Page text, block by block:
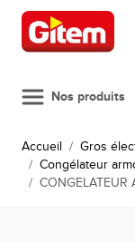
Allez au contenu
Nos produits
Accueil / Gros
/ Congélateur
/ CONGELATEUR